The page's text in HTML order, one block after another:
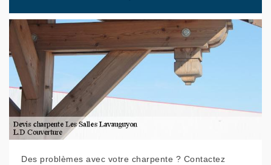
Des problèmes avec votre charpente ? Contactez